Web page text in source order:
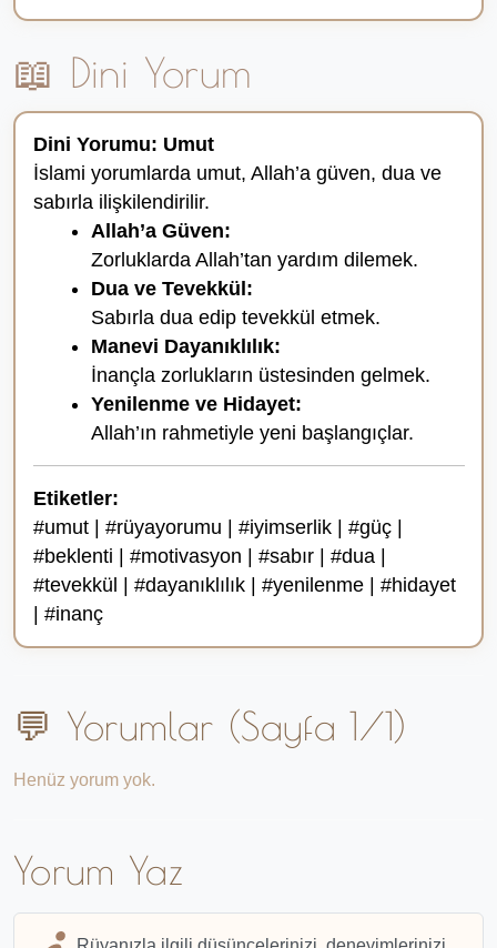
📖 Dini Yorum
Dini Yorumu: Umut
İslami yorumlarda umut, Allah’a güven, dua ve
sabırla ilişkilendirilir.
Allah’a Güven:
Zorluklarda Allah’tan yardım dilemek.
Dua ve Tevekkül:
Sabırla dua edip tevekkül etmek.
Manevi Dayanıklılık:
İnançla zorlukların üstesinden gelmek.
Yenilenme ve Hidayet:
Allah’ın rahmetiyle yeni başlangıçlar.
Etiketler:
#umut | #rüyayorumu | #iyimserlik | #güç |
#beklenti | #motivasyon | #sabır | #dua |
#tevekkül | #dayanıklılık | #yenilenme | #hidayet
| #inanç
💬 Yorumlar (Sayfa 1/1)
Henüz yorum yok.
Yorum Yaz